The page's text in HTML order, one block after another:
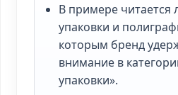
В примере читается
упаковки и
которым бренд
внимание в
упаковки».